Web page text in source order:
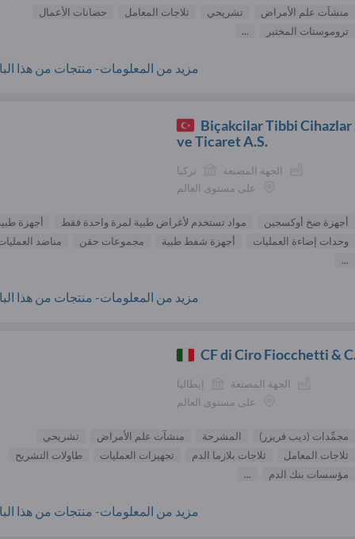
منشآت علم الأمراض
تشريحي ثلاجات المعامل
حضانات الأعمال
تروموستات المختبر
...
مزيد من المعلومات- منتجات من هذا
Biçakcilar Tibbi Cihazlar
ve Ticaret A.S.
الجهة المصنعة
تركيا
على مستوى العالم
أجهزة ضخ أوكسجين مواد تستخدم لأغراض طبية لمرة واحدة فقط
أجهزة
وحدات إضاءة العمليات
أجهزة شفط طبية مجموعات حقن
مناضد
...
مزيد من المعلومات- منتجات من هذا
CF di Ciro Fiocchetti &
الجهة المصنعة
إيطاليا
على مستوى العالم
مجمِّدات (ديب فريزر) المشرحة منشآت علم الأمراض
تشريحي
ثلاجات المعامل
ثلاجات بلازما الدم تجهيزات العمليات
طاولات التشريح
مؤسسات بنك الدم
...
مزيد من المعلومات- منتجات من هذا